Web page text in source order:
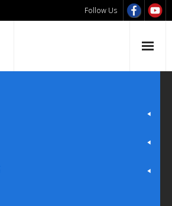
Follow Us